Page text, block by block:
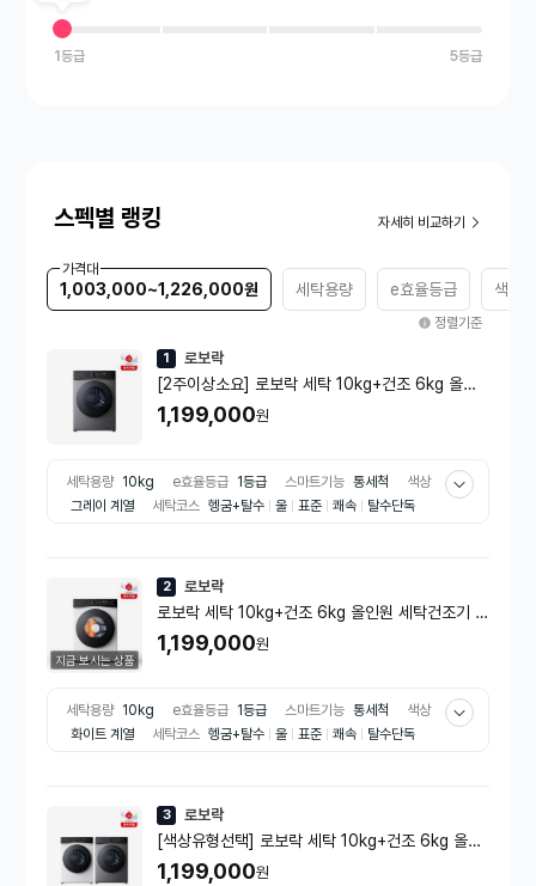
1등급 5등급
스펙별 랭킹 자세히 비교하기
가격대
1,003,000~1,226,000원 세탁용량 e효율등급 색상
정렬기준
1 로보락
[2주이상소요] 로보락 세탁 10kg+건조 6kg 올인
원 세탁건조기 H1 Lite 그레이/옷감 맞춤 세탁건조/
세제자동투입/먼지통 자동세척
1,199,000원
세탁용량 10kg e효율등급 1등급 스마트기능 통세척
색상
그레이 계열
세탁코스 헹굼+탈수 울 표준 쾌속
탈수단독
지금 보시는 상품
2 로보락
로보락 세탁 10kg+건조 6kg 올인원 세탁건조기 H
1 Lite 화이트/옷감 맞춤 세탁건조/세제자동투입/먼
지통 자동세척
1,199,000원
세탁용량 10kg e효율등급 1등급 스마트기능 통세척
색상
화이트 계열
세탁코스 헹굼+탈수 울 표준 쾌속
탈수단독
3 로보락
[색상유형선택] 로보락 세탁 10kg+건조 6kg 올인
원 세탁건조기 H1/옷감 맞춤 세탁건조/세제자동투
1,199,000원